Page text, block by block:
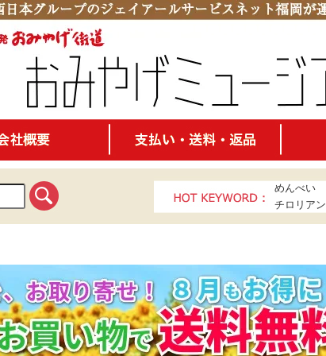
めんべい
チロリアン